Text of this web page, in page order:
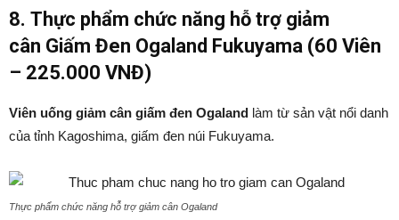
8. Thực phẩm chức năng hỗ trợ giảm
cân Giấm Đen Ogaland Fukuyama (60 Viên
– 225.000 VNĐ)
Viên uống giảm cân giấm đen Ogaland làm từ sản vật nổi danh
của tỉnh Kagoshima, giấm đen núi Fukuyama.
Thực phẩm chức năng hỗ trợ giảm cân Ogaland